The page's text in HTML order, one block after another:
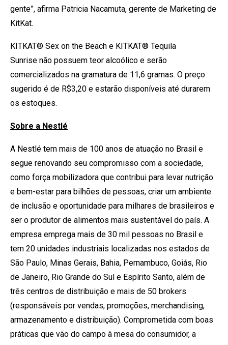
gente”, afirma Patricia Nacamuta, gerente de Marketing de
KitKat.
KITKAT® Sex on the Beach e KITKAT® Tequila
Sunrise não possuem teor alcoólico e serão
comercializados na gramatura de 11,6 gramas. O preço
sugerido é de R$3,20 e estarão disponíveis até durarem
os estoques.
Sobre a Nestlé
A Nestlé tem mais de 100 anos de atuação no Brasil e
segue renovando seu compromisso com a sociedade,
como força mobilizadora que contribui para levar nutrição
e bem-estar para bilhões de pessoas, criar um ambiente
de inclusão e oportunidade para milhares de brasileiros e
ser o produtor de alimentos mais sustentável do país. A
empresa emprega mais de 30 mil pessoas no Brasil e
tem 20 unidades industriais localizadas nos estados de
São Paulo, Minas Gerais, Bahia, Pernambuco, Goiás, Rio
de Janeiro, Rio Grande do Sul e Espírito Santo, além de
três centros de distribuição e mais de 50 brokers
(responsáveis por vendas, promoções, merchandising,
armazenamento e distribuição). Comprometida com boas
práticas que vão do campo à mesa do consumidor, a